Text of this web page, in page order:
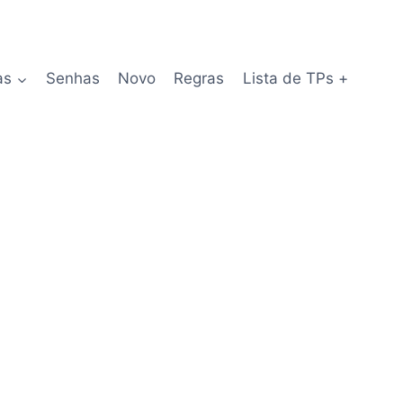
Senhas Novo Regras Lista de TPs +